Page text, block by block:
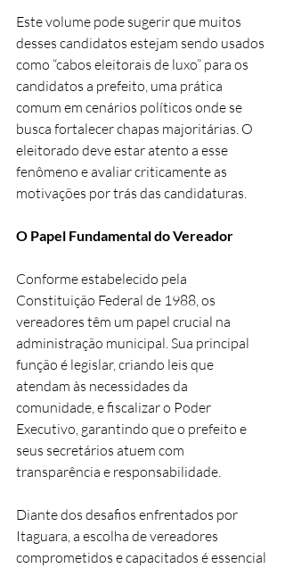
Este volume pode sugerir que muitos
desses candidatos estejam sendo usados
como “cabos eleitorais de luxo” para os
candidatos a prefeito, uma prática
comum em cenários políticos onde se
busca fortalecer chapas majoritárias. O
eleitorado deve estar atento a esse
fenômeno e avaliar criticamente as
motivações por trás das candidaturas.
O Papel Fundamental do Vereador
Conforme estabelecido pela
Constituição Federal de 1988, os
vereadores têm um papel crucial na
administração municipal. Sua principal
função é legislar, criando leis que
atendam às necessidades da
comunidade, e fiscalizar o Poder
Executivo, garantindo que o prefeito e
seus secretários atuem com
transparência e responsabilidade.
Diante dos desafios enfrentados por
Itaguara, a escolha de vereadores
comprometidos e capacitados é essencial